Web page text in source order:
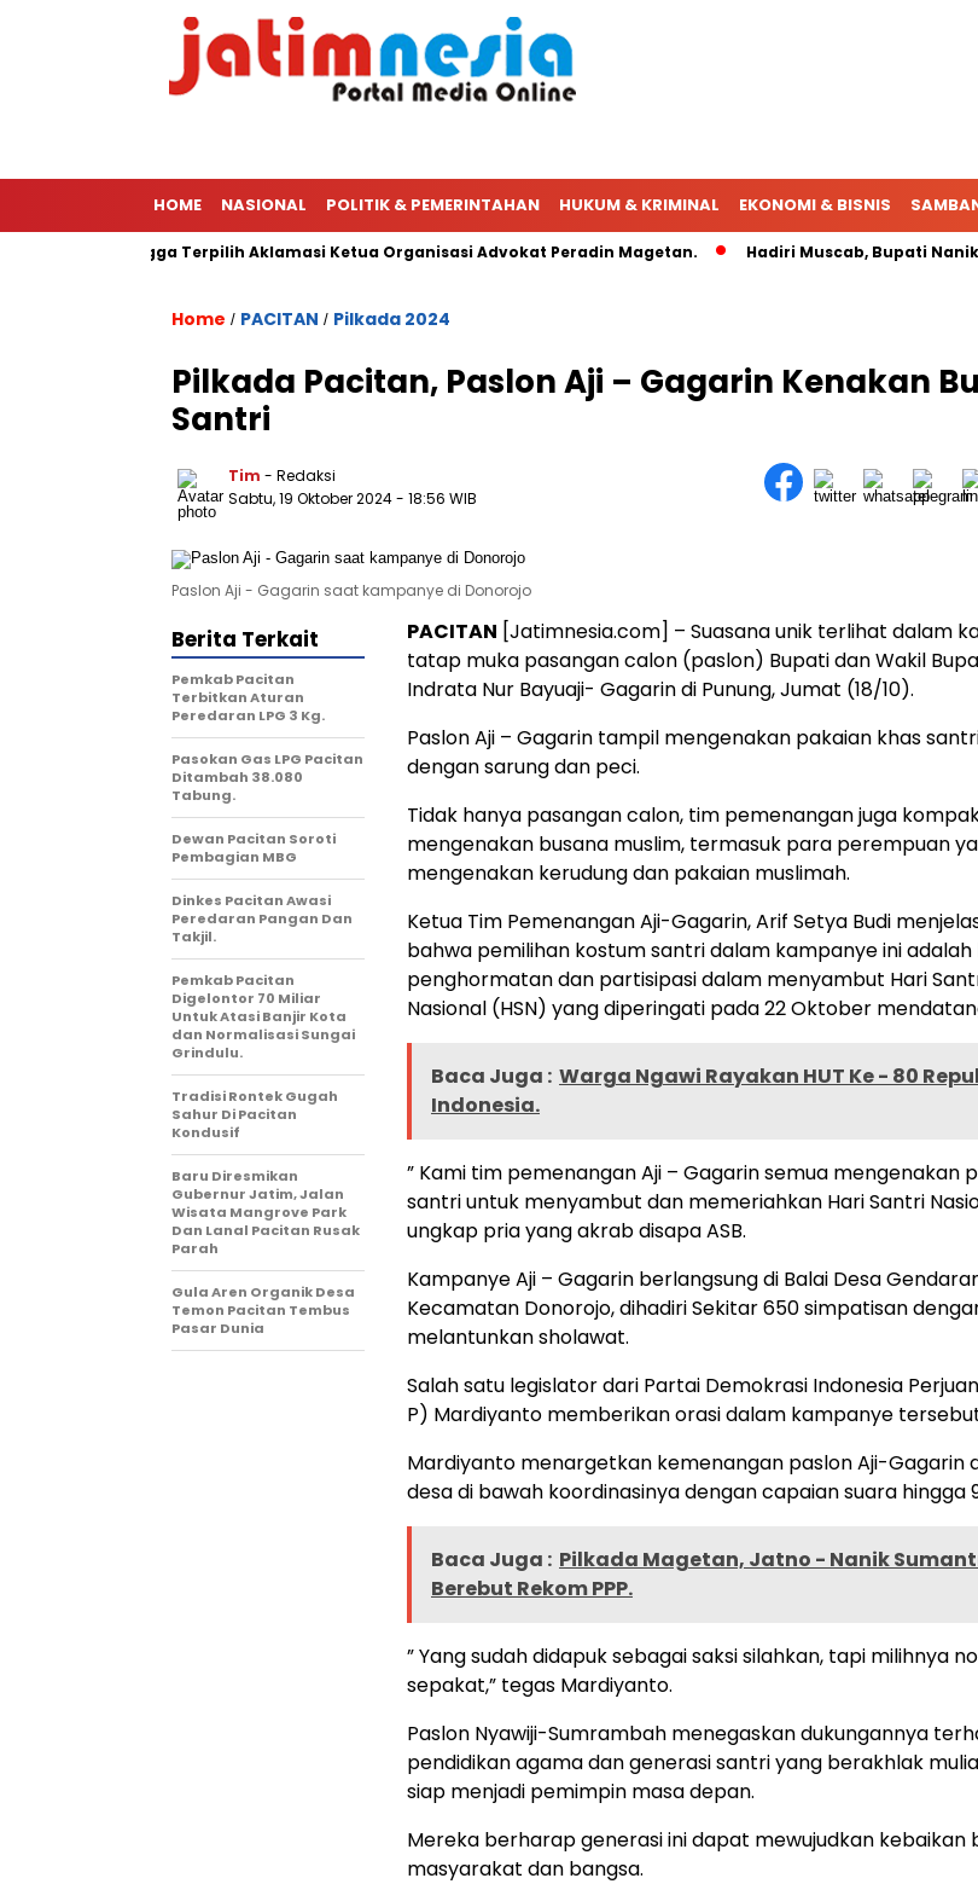
HOME NASIONAL POLITIK & PEMERINTAHAN HUKUM & KRIMINAL EKONOMI & BISNIS
PWI Hingga Terpilih Aklamasi Ketua Organisasi Advokat Peradin Magetan. Hadiri Muscab, Bupati Nanik
Home / PACITAN / Pilkada 2024
Pilkada Pacitan, Paslon Aji – Gagarin Kenakan
Santri
Tim - Redaksi
Sabtu, 19 Oktober 2024- 18:56 WIB
Paslon Aji - Gagarin saat kampanye di Donorojo
PACITAN [Jatimnesia.com] – Suasana unik terlihat dalam
tatap muka pasangan calon (paslon) Bupati dan Wakil
Indrata Nur Bayuaji- Gagarin di Punung, Jumat (18/10).
Paslon Aji – Gagarin tampil mengenakan pakaian khas
dengan sarung dan peci.
Tidak hanya pasangan calon, tim pemenangan juga
mengenakan busana muslim, termasuk para perempuan
mengenakan kerudung dan pakaian muslimah.
Ketua Tim Pemenangan Aji-Gagarin, Arif Setya Budi
bahwa pemilihan kostum santri dalam kampanye ini
penghormatan dan partisipasi dalam menyambut Hari
Nasional (HSN) yang diperingati pada 22 Oktober
Baca Juga : Warga Ngawi Rayakan HUT Ke - 80
Indonesia.
” Kami tim pemenangan Aji – Gagarin semua mengenakan
santri untuk menyambut dan memeriahkan Hari Santri
ungkap pria yang akrab disapa ASB.
Kampanye Aji – Gagarin berlangsung di Balai Desa
Kecamatan Donorojo, dihadiri Sekitar 650 simpatisan
melantunkan sholawat.
Salah satu legislator dari Partai Demokrasi Indonesia
P) Mardiyanto memberikan orasi dalam kampanye
Mardiyanto menargetkan kemenangan paslon Aji-Gagarin
desa di bawah koordinasinya dengan capaian suara hingga
Baca Juga : Pilkada Magetan, Jatno - Nanik
Berebut Rekom PPP.
” Yang sudah didapuk sebagai saksi silahkan, tapi milihnya
sepakat,” tegas Mardiyanto.
Paslon Nyawiji-Sumrambah menegaskan dukungannya
pendidikan agama dan generasi santri yang berakhlak
siap menjadi pemimpin masa depan.
Mereka berharap generasi ini dapat mewujudkan kebaikan
masyarakat dan bangsa.
Berita Terkait
Pemkab Pacitan
Terbitkan Aturan
Peredaran LPG 3 Kg.
Pasokan Gas LPG Pacitan
Ditambah 38.080
Tabung.
Dewan Pacitan Soroti
Pembagian MBG
Dinkes Pacitan Awasi
Peredaran Pangan Dan
Takjil.
Pemkab Pacitan
Digelontor 70 Miliar
Untuk Atasi Banjir Kota
dan Normalisasi Sungai
Grindulu.
Tradisi Rontek Gugah
Sahur Di Pacitan
Kondusif
Baru Diresmikan
Gubernur Jatim, Jalan
Wisata Mangrove Park
Dan Lanal Pacitan Rusak
Parah
Gula Aren Organik Desa
Temon Pacitan Tembus
Pasar Dunia